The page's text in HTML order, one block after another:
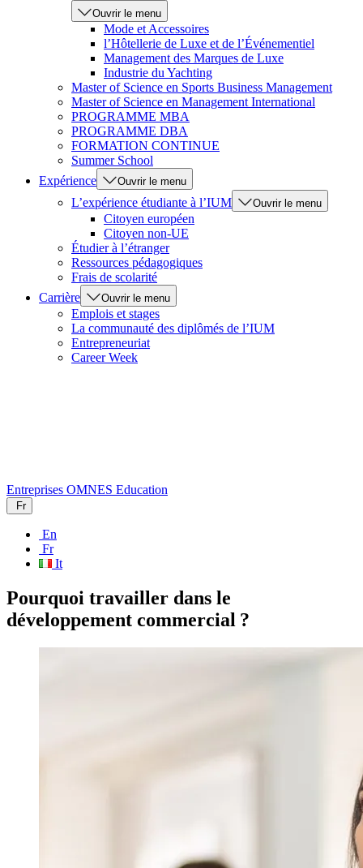
Ouvrir le menu
Mode et Accessoires
l’Hôtellerie de Luxe et de l’Événementiel
Management des Marques de Luxe
Industrie du Yachting
Master of Science en Sports Business Management
Master of Science en Management International
PROGRAMME MBA
PROGRAMME DBA
FORMATION CONTINUE
Summer School
Expérience
Ouvrir le menu
L’expérience étudiante à l’IUM Ouvrir le menu
Citoyen européen
Citoyen non-UE
Étudier à l’étranger
Ressources pédagogiques
Frais de scolarité
Carrière
Ouvrir le menu
Emplois et stages
La communauté des diplômés de l’IUM
Entrepreneuriat
Career Week
Entreprises OMNES Education
Fr
En
Fr
It
Pourquoi travailler dans le
développement commercial ?